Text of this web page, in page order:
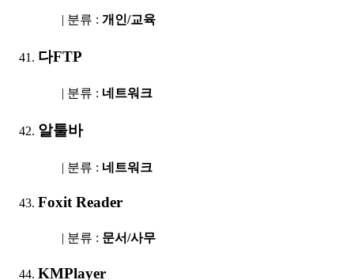
| 분류 : 개인/교육
다FTP
| 분류 : 네트워크
알툴바
| 분류 : 네트워크
Foxit Reader
| 분류 : 문서/사무
KMPlayer